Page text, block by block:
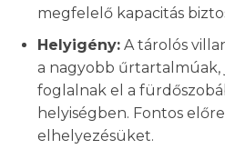
megfelelő kapacitás
Helyigény: A tárolós
a nagyobb
foglalnak el a
helyiségben. Fontos
elhelyezésüket.